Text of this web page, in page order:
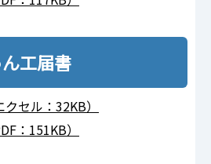
工届書
セル：32KB）
：151KB）